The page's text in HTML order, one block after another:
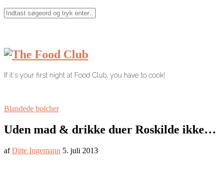
If it's your first night at Food Club, you have to cook!
Blandede bolcher
Uden mad & drikke duer Roskilde ikke…
afDitte Ingemann 5. juli 2013